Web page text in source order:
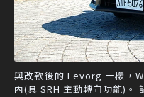
與改款後的 Levorg 一樣，
內(具 SRH 主動轉向功能)。